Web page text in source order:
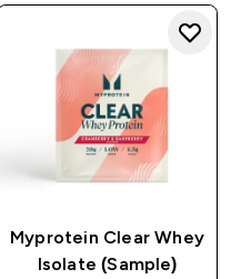
Myprotein Clear Whey
Isolate (Sample)